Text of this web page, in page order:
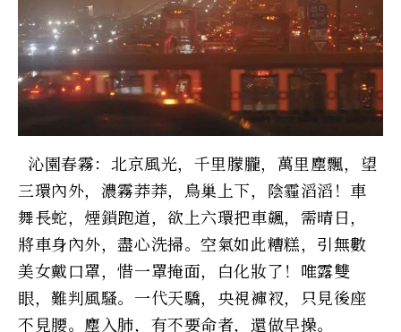
沁園春霧：北京風光，千里朦朧，萬里塵飄，望
三環內外，濃霧莽莽，鳥巢上下，陰霾滔滔！車
舞長蛇，煙鎖跑道，欲上六環把車飆，需晴日，
將車身內外，盡心洗掃。空氣如此糟糕，引無數
美女戴口罩，惜一罩掩面，白化妝了！唯露雙
眼，難判風騷。一代天驕，央視褲衩，只見後座
不見腰。塵入肺，有不要命者，還做早操。